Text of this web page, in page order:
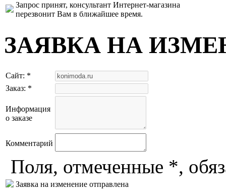
Запрос принят, консультант Интернет-магазина
перезвонит Вам в ближайшее время.
ЗАЯВКА НА
Сайт: *
Заказ: *
Информация
о заказе
Комментарий
Поля, отмеченные *,
Заявка на изменение отправлена